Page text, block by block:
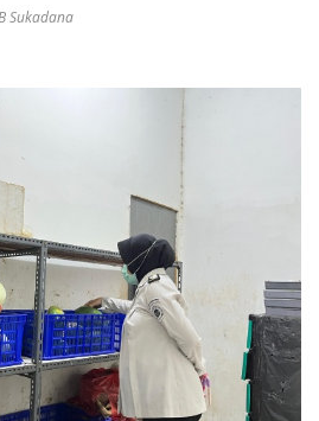
Sukadana